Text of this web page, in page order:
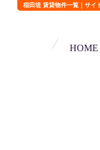
稲田堤 賃貸物件一覧｜サイ
HOME